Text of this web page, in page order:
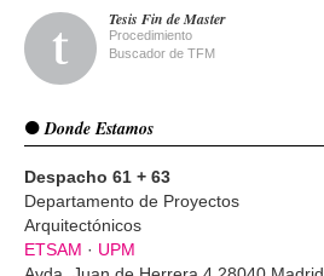
Tesis Fin de Master
Procedimiento
Buscador de TFM
Donde Estamos
Despacho 61 + 63
Departamento de Proyectos
Arquitectónicos
ETSAM · UPM